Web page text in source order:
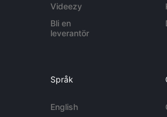
Videezy
Bli en
leverantör
Språk
English